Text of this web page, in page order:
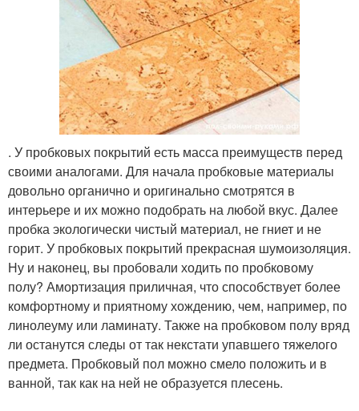
. У пробковых покрытий есть масса преимуществ перед
своими аналогами. Для начала пробковые материалы
довольно органично и оригинально смотрятся в
интерьере и их можно подобрать на любой вкус. Далее
пробка экологически чистый материал, не гниет и не
горит. У пробковых покрытий прекрасная шумоизоляция.
Ну и наконец, вы пробовали ходить по пробковому
полу? Амортизация приличная, что способствует более
комфортному и приятному хождению, чем, например, по
линолеуму или ламинату. Также на пробковом полу вряд
ли останутся следы от так некстати упавшего тяжелого
предмета. Пробковый пол можно смело положить и в
ванной, так как на ней не образуется плесень.